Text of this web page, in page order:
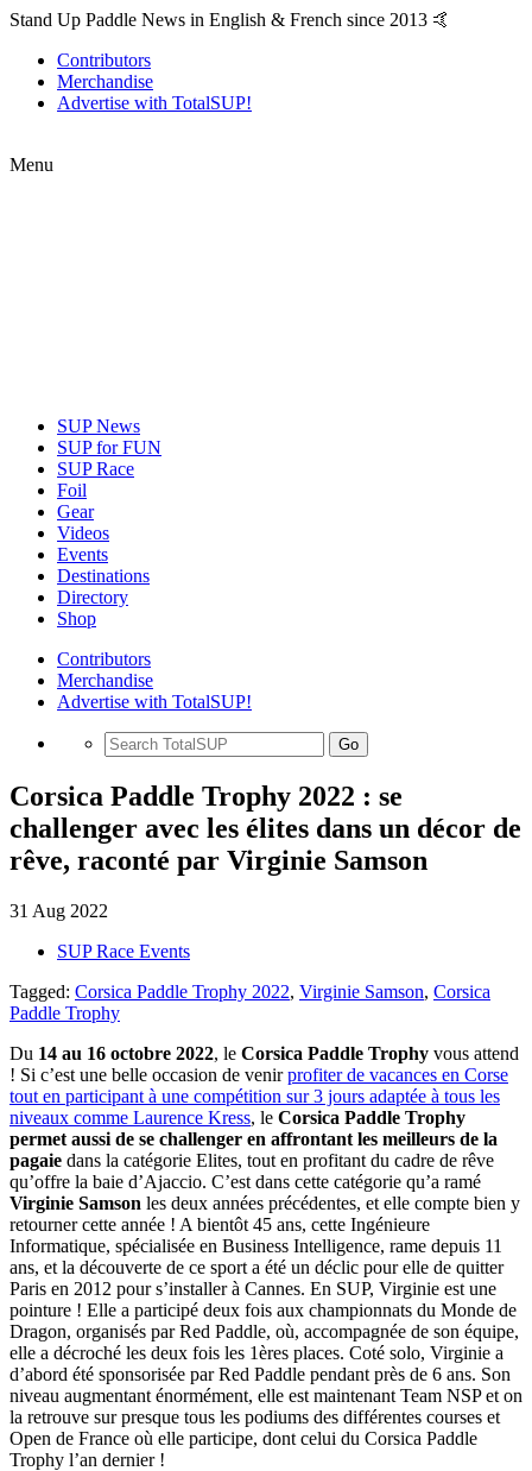
Stand Up Paddle News in English & French since 2013 🤙
Contributors
Merchandise
Advertise with TotalSUP!
Menu
SUP News
SUP for FUN
SUP Race
Foil
Gear
Videos
Events
Destinations
Directory
Shop
Contributors
Merchandise
Advertise with TotalSUP!
Go
Corsica Paddle Trophy 2022 : se
challenger avec les élites dans un décor de
rêve, raconté par Virginie Samson
31 Aug 2022
SUP Race Events
Tagged: Corsica Paddle Trophy 2022, Virginie Samson, Corsica
Paddle Trophy
Du 14 au 16 octobre 2022, le Corsica Paddle Trophy vous attend
! Si c’est une belle occasion de venirprofiter de vacances en Corse
tout en participant à une compétition sur 3 jours adaptée à tous les
niveaux comme Laurence Kress, le Corsica Paddle Trophy
permet aussi de se challenger en affrontant les meilleurs de la
pagaie dans la catégorie Elites, tout en profitant du cadre de rêve
qu’offre la baie d’Ajaccio. C’est dans cette catégorie qu’a ramé
Virginie Samson les deux années précédentes, et elle compte bien y
retourner cette année ! A bientôt 45 ans, cette Ingénieure
Informatique, spécialisée en Business Intelligence, rame depuis 11
ans, et la découverte de ce sport a été un déclic pour elle de quitter
Paris en 2012 pour s’installer à Cannes. En SUP, Virginie est une
pointure ! Elle a participé deux fois aux championnats du Monde de
Dragon, organisés par Red Paddle, où, accompagnée de son équipe,
elle a décroché les deux fois les 1ères places. Coté solo, Virginie a
d’abord été sponsorisée par Red Paddle pendant près de 6 ans. Son
niveau augmentant énormément, elle est maintenant Team NSP et on
la retrouve sur presque tous les podiums des différentes courses et
Open de France où elle participe, dont celui du Corsica Paddle
Trophy l’an dernier !